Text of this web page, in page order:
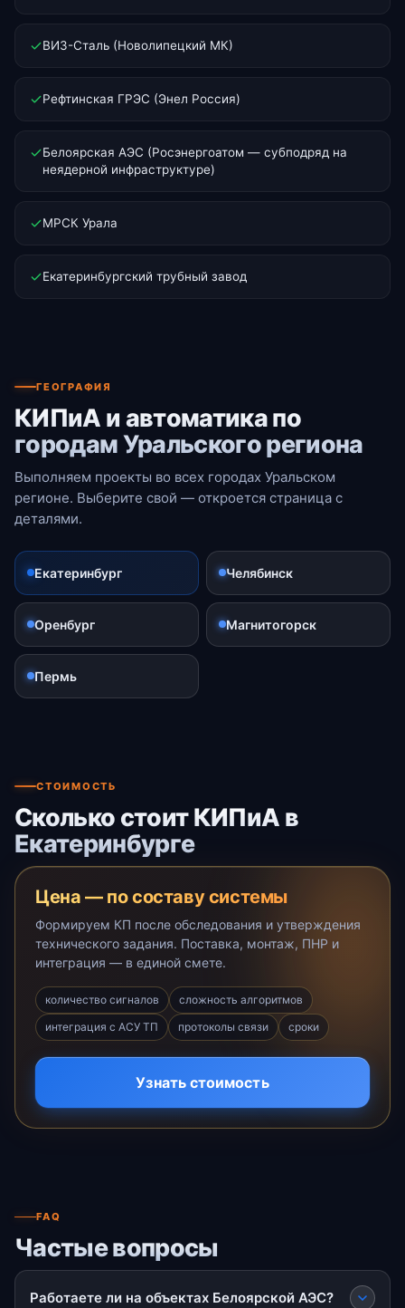
ВИЗ-Сталь (Новолипецкий МК)
Рефтинская ГРЭС (Энел Россия)
Белоярская АЭС (Росэнергоатом — субподряд на
неядерной инфраструктуре)
МРСК Урала
Екатеринбургский трубный завод
ГЕОГРАФИЯ
КИПиА и автоматика по
городам Уральского региона
Выполняем проекты во всех городах Уральском
регионе. Выберите свой — откроется страница с
деталями.
Екатеринбург Челябинск
Оренбург Магнитогорск
Пермь
СТОИМОСТЬ
Сколько стоит КИПиА в
Екатеринбурге
Цена — по составу системы
Формируем КП после обследования и утверждения
технического задания. Поставка, монтаж, ПНР и
интеграция — в единой смете.
количество сигналов
сложность алгоритмов
интеграция с АСУ ТП
протоколы связи сроки
Узнать стоимость
FAQ
Частые вопросы
Работаете ли на объектах Белоярской АЭС?